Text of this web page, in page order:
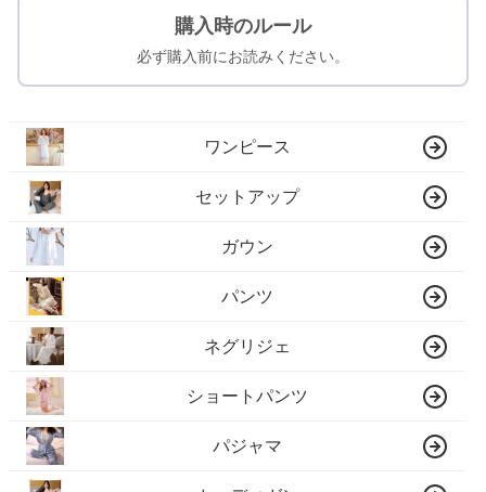
購入時のルール
必ず購入前にお読みください。
ワンピース
セットアップ
ガウン
パンツ
ネグリジェ
ショートパンツ
パジャマ